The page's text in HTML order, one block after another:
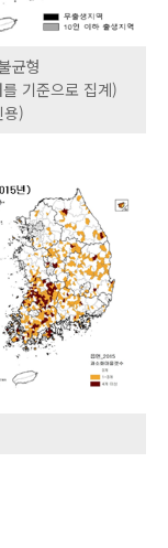
균형
기준으로 집계)
)